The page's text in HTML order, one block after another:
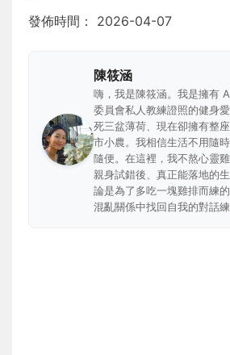
發佈時間： 2026-04-07
陳筱涵
嗨，我是陳筱涵。我是擁有
委員會私人教練證照的健身
死三盆薄荷、現在卻擁有整
市小農。我相信生活不用隨
隨便。在這裡，我不熬心靈
親身試錯後、真正能落地的
論是為了多吃一塊雞排而練
混亂關係中找回自我的對話練